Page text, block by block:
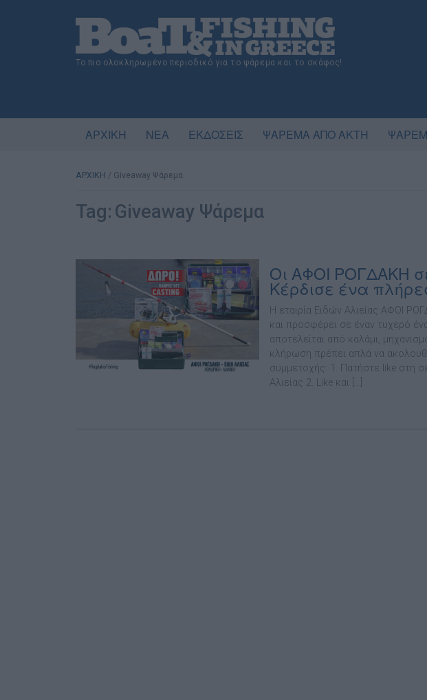
Το πιο ολοκληρωμένο περιοδικό για το ψάρεμα και το σκάφος!
ΑΡΧΙΚΗ ΝΕΑ ΕΚΔΟΣΕΙΣ ΨΑΡΕΜΑ ΑΠΟ ΑΚΤΗ
ΑΡΧΙΚΗ / Giveaway Ψάρεμα
Tag: Giveaway Ψάρεμα
Οι ΑΦΟΙ ΡΟΓΔΑΚΗ
Κέρδισε ένα
Η εταιρία Ειδών Αλιείας ΑΦΟΙ
και προσφέρει σε έναν τυχερό
αποτελείται από καλάμι,
κλήρωση πρέπει απλά να
συμμετοχής: 1. Πατήστε like στη
Αλιείας 2. Like και […]